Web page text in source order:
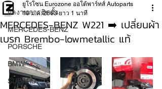
ผลงานการติดตั้ง
MERCEDES-BENZ
PORSCHE
BMW
SUBARU
MERCEDES-BENZ W221 ➡️ เปลี่ยนผ้า
เบรก Brembo-lowmetallic แท้
ยูโรโซน Eurozone ออโต้พาร์ทส์ Autoparts
10 ม.ค. 2563 ยาว 1 นาที